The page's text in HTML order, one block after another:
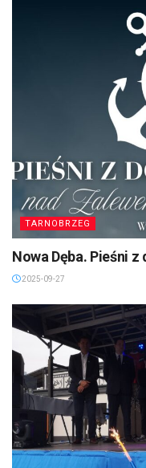
TARNOBRZEG
Nowa Dęba. Pieśni
2025-09-27